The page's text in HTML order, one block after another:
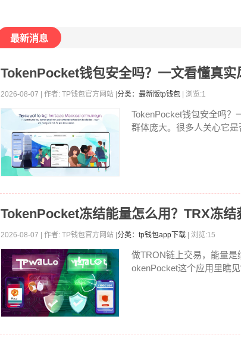
最新消息
TokenPocket钱包安全吗？一文看懂真实
2026-08-07 | 作者: TP钱包官方网站 | 分类：最新版tp钱包 | 浏览:1
TokenPocket钱包安全吗？
群体庞大。很多人关心它
TokenPocket冻结能量怎么用？TRX冻结
2026-08-07 | 作者: TP钱包官方网站 | 分类：tp钱包app下载 | 浏览:15
做TRON链上交易，能量
okenPocket这个应用里瞧